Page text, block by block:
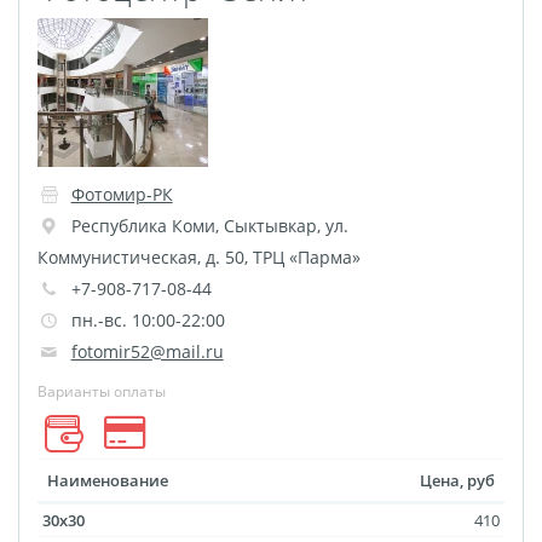
размеров
Портреты в стиле
Картины на холсте
Печать чертежей
Холст настольный с
мольбертом
Roll up
Фото на холсте с карт.
Пресс-воллы
Фото на металле
Печать наклеек
Печать на ПВХ пластике
Фотопазл
Фотомир-РК
Республика Коми, Сыктывкар, ул.
Коммунистическая, д. 50, ТРЦ «Парма»
+7-908-717-08-44
пн.-вс. 10:00-22:00
fotomir52@mail.ru
Варианты оплаты
Наименование
Цена, руб
30x30
410